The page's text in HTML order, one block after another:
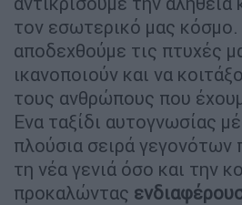
τον εσωτερικό μας
αποδεχθούμε τις πτυχές
ικανοποιούν και να
τους ανθρώπους που
Ενα ταξίδι αυτογνωσίας
πλούσια σειρά
τη νέα γενιά όσο και την
προκαλώντας